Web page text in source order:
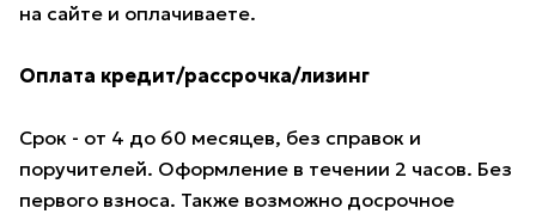
на сайте и оплачиваете.
Оплата кредит/рассрочка/лизинг
Срок - от 4 до 60 месяцев, без справок и
поручителей. Оформление в течении 2 часов. Без
первого взноса. Также возможно досрочное